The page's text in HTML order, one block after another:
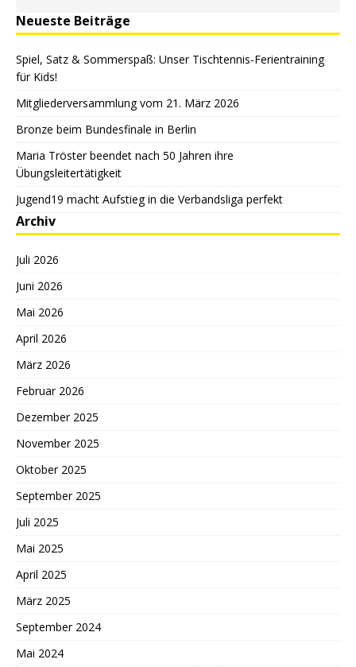
Neueste Beiträge
Spiel, Satz & Sommerspaß: Unser Tischtennis-Ferientraining
für Kids!
Mitgliederversammlung vom 21. März 2026
Bronze beim Bundesfinale in Berlin
Maria Tröster beendet nach 50 Jahren ihre
Übungsleitertätigkeit
Jugend19 macht Aufstieg in die Verbandsliga perfekt
Archiv
Juli 2026
Juni 2026
Mai 2026
April 2026
März 2026
Februar 2026
Dezember 2025
November 2025
Oktober 2025
September 2025
Juli 2025
Mai 2025
April 2025
März 2025
September 2024
Mai 2024